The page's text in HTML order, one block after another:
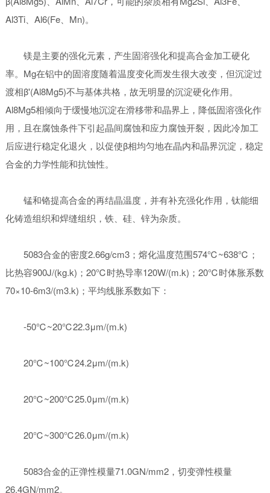
Al3Ti、Al6(Fe、Mn)。
镁是主要的强化元素，产生固溶强化和提高合金加工硬化
率。Mg在铝中的固溶度随着温度变化而发生很大改变，但沉淀过
渡相β'(Al8Mg5)不与基体共格，故无明显的沉淀硬化作用。
Al8Mg5相倾向于缓慢地沉淀在滑移带和晶界上，降低固溶强化作
用，且在腐蚀条件下引起晶间腐蚀和应力腐蚀开裂，因此冷加工
后应进行稳定化退火，以促使β相均匀地在晶内和晶界沉淀，稳定
合金的力学性能和抗蚀性。
锰和铬提高合金的再结晶温度，并有补充强化作用，钛能细
化铸造组织和焊缝组织，铁、硅、锌为杂质。
5083合金的密度2.66g/cm3；熔化温度范围574℃~638℃；
比热容900J/(kg.k)；20℃时热导率120W/(m.k)；20℃时体胀系数
70×10-6m3/(m3.k)；平均线胀系数如下：
-50℃~20℃22.3μm/(m.k)
20℃~100℃24.2μm/(m.k)
20℃~200℃25.0μm/(m.k)
20℃~300℃26.0μm/(m.k)
5083合金的正弹性模量71.0GN/mm2，切变弹性模量
26.4GN/mm2。